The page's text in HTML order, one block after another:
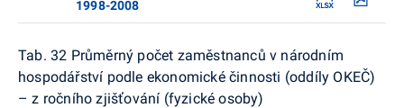
1998-2008
Tab. 32 Průměrný počet zaměstnanců v národním
hospodářství podle ekonomické činnosti (oddíly OKEČ)
– z ročního zjišťování (fyzické osoby)